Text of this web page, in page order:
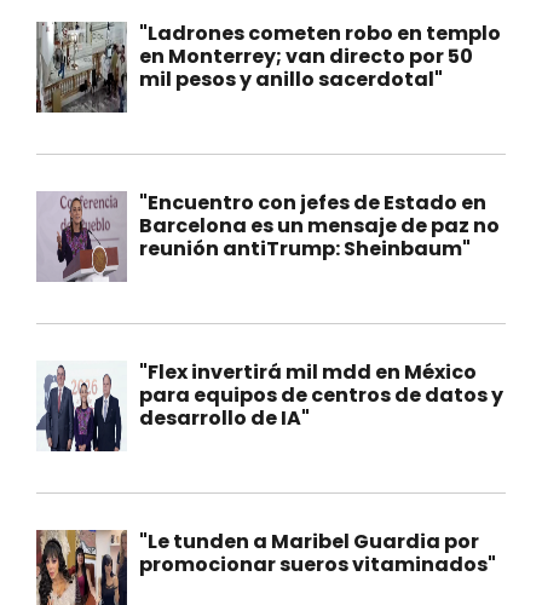
"Ladrones cometen robo en templo
en Monterrey; van directo por 50
mil pesos y anillo sacerdotal"
"Encuentro con jefes de Estado en
Barcelona es un mensaje de paz no
reunión antiTrump: Sheinbaum"
"Flex invertirá mil mdd en México
para equipos de centros de datos y
desarrollo de IA"
"Le tunden a Maribel Guardia por
promocionar sueros vitaminados"